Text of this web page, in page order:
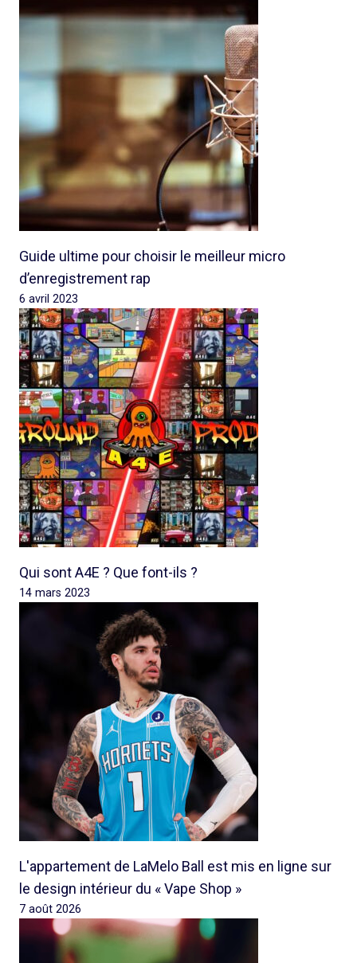
Guide ultime pour choisir le meilleur micro
d’enregistrement rap
6 avril 2023
Qui sont A4E ? Que font-ils ?
14 mars 2023
L'appartement de LaMelo Ball est mis en ligne sur
le design intérieur du « Vape Shop »
7 août 2026